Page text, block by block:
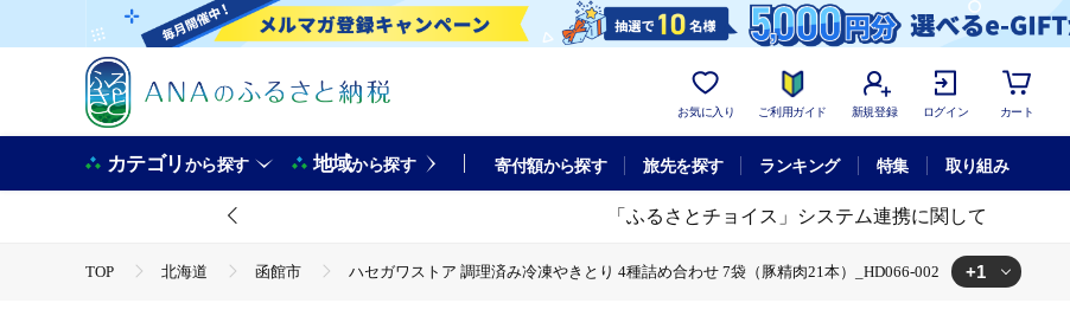
お気に入り ご利用ガイド 新規登録 ログイン カート
カテゴリから探す 地域から探す 寄付額から探す 旅先を探す ランキング 特集 取り組み
「ふるさとチョイス」システム連携に関して
TOP 北海道 函館市 ハセガワストア 調理済み冷凍やきとり 4種詰め合わせ 7袋（豚精肉21本）_HD066-002 +1